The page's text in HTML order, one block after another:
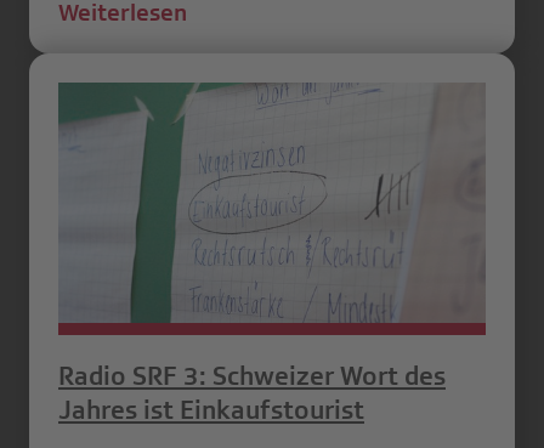
Weiterlesen
Radio SRF 3: Schweizer Wort des
Jahres ist Einkaufstourist